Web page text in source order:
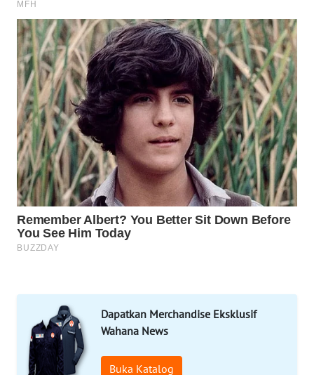
Dapatkan Merchandise Eksklusif
Wahana News
Buka Katalog
WAHANANEWS
NET
WAHANA
SPORT
WAHANA
UMKM
WAHANA
SELEB
WAHANA
WAHANA
OTOMOTIF
WAHANA
HEALTH